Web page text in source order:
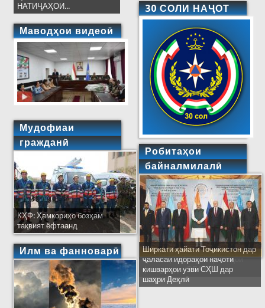
НАТИҶАҲОИ...
Маводҳои видеоӣ
Мудофиаи
гражданӣ
КҲФ: Ҳамкориҳо бозҳам
тақвият ёфтаанд
Илм ва фанноварӣ
30 СОЛИ НАҶОТ
Робитаҳои
байналмилалӣ
Ширкати ҳайати Тоҷикистон дар
ҷаласаи идораҳои наҷоти
кишварҳои узви СҲШ дар
шаҳри Деҳлӣ